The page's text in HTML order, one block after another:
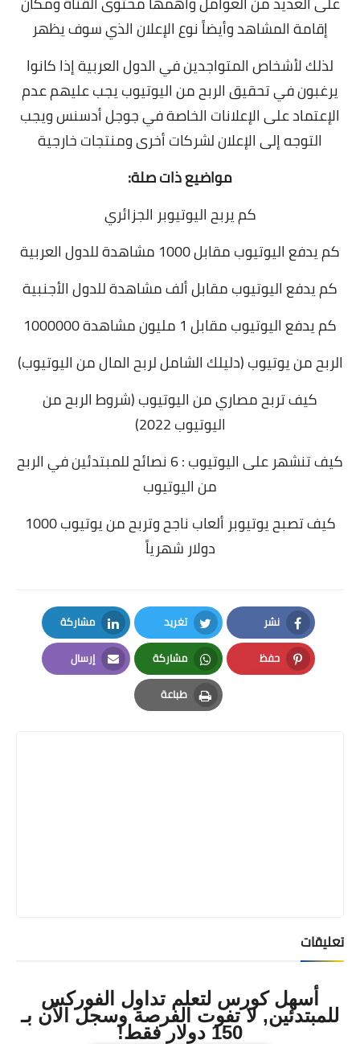
إقامة المشاهد وأيضاً نوع الإعلان الذي سوف يظهر
لذلك لأشخاص المتواجدين في الدول العربية إذا كانوا
يرغبون في تحقيق الربح من اليوتيوب يجب عليهم عدم
الإعتماد على الإعلانات الخاصة في جوجل أدسنس ويجب
التوجه إلى الإعلان لشركات أخرى ومنتجات خارجية
مواضيع ذات صلة:
كم يربح اليوتيوبر الجزائري
كم يدفع اليوتيوب مقابل 1000 مشاهدة للدول العربية
كم يدفع اليوتيوب مقابل ألف مشاهدة للدول الأجنبية
كم يدفع اليوتيوب مقابل 1 مليون مشاهدة 1000000
الربح من يوتيوب (دليلك الشامل لربح المال من اليوتيوب)
كيف تربح مصاري من اليوتيوب (شروط الربح من
اليوتيوب 2022)
كيف تنشهر على اليوتيوب : 6 نصائح للمبتدئين في الربح
من اليوتيوب
كيف تصبح يوتيوبر ألعاب ناجح وتربح من يوتيوب 1000
دولار شهرياً
نشر
Facebook
تغريد
Twitter
مشاركة
LinkedIn
حفظ
Pinterest
مشاركة
Whatsapp
إرسال
Email
طباعة
Print
تعليقات
أسهل كورس لتعلم تداول الفوركس
للمبتدئين, لا تفوت الفرصة وسجل الآن بـ
150 دولار فقط!